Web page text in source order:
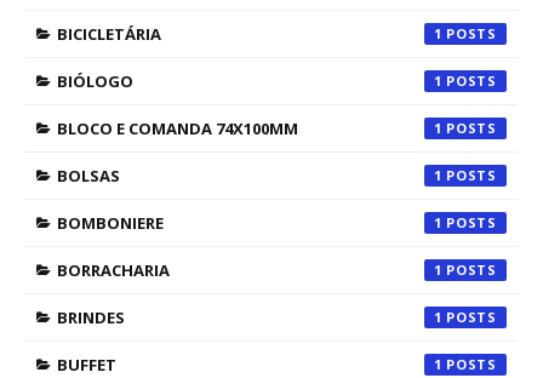
BICICLETÁRIA 1
BIÓLOGO 1
BLOCO E COMANDA 74X100MM 1
BOLSAS 1
BOMBONIERE 1
BORRACHARIA 1
BRINDES 1
BUFFET 1